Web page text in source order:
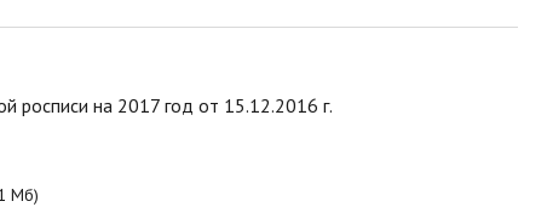
на 2017 год от 15.12.2016 г.
Мб)